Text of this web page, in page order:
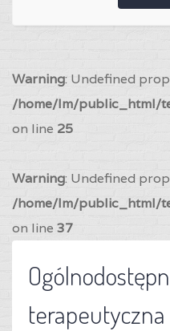
Warning: Undefined
/home/lm/public_html/
on line 25
Warning: Undefined
/home/lm/public_html/
on line 37